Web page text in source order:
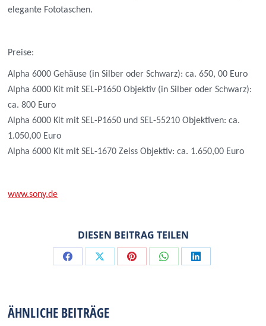
elegante Fototaschen.
Preise:
Alpha 6000 Gehäuse (in Silber oder Schwarz): ca. 650, 00 Euro
Alpha 6000 Kit mit SEL-P1650 Objektiv (in Silber oder Schwarz):
ca. 800 Euro
Alpha 6000 Kit mit SEL-P1650 und SEL-55210 Objektiven: ca.
1.050,00 Euro
Alpha 6000 Kit mit SEL-1670 Zeiss Objektiv: ca. 1.650,00 Euro
www.sony.de
DIESEN BEITRAG TEILEN
Share Share Share Share Share
ÄHNLICHE BEITRÄGE